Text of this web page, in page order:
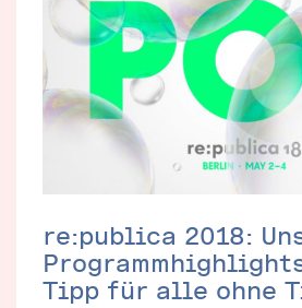
re:publica 2018:
Tipp für alle ohne